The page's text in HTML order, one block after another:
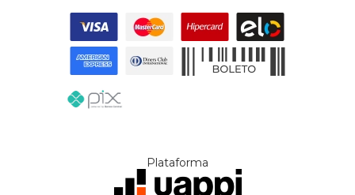
Plataforma